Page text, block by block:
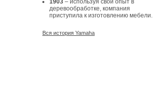
1903 – используя свой опыт в
деревообработке, компания
приступила к изготовлению мебели.
Вся история Yamaha